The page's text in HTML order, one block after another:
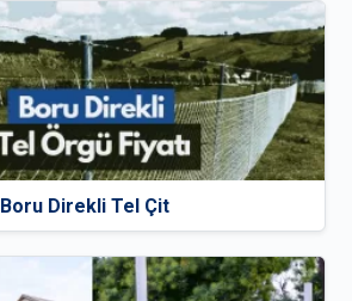
Boru Direkli Tel Çit